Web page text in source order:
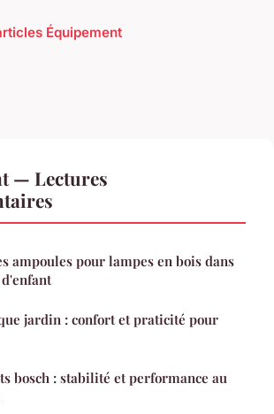
Équipement
— Lectures
ampoules pour lampes en bois dans
jardin : confort et praticité pour
bosch : stabilité et performance au